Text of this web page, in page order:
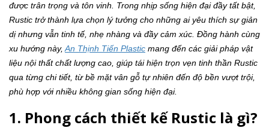
được trân trọng và tôn vinh. Trong nhịp sống hiện đại đầy tất bật,
Rustic trở thành lựa chọn lý tưởng cho những ai yêu thích sự giản
dị nhưng vẫn tinh tế, nhẹ nhàng và đầy cảm xúc. Đồng hành cùng
xu hướng này, An Thịnh Tiến Plastic mang đến các giải pháp vật
liệu nội thất chất lượng cao, giúp tái hiện trọn vẹn tinh thần Rustic
qua từng chi tiết, từ bề mặt vân gỗ tự nhiên đến độ bền vượt trội,
phù hợp với nhiều không gian sống hiện đại.
1. Phong cách thiết kế Rustic là gì?